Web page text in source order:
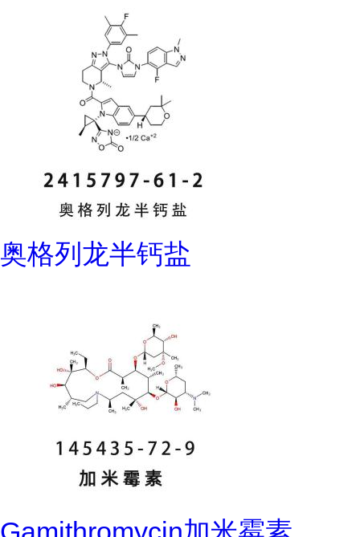
奥格列龙半钙盐